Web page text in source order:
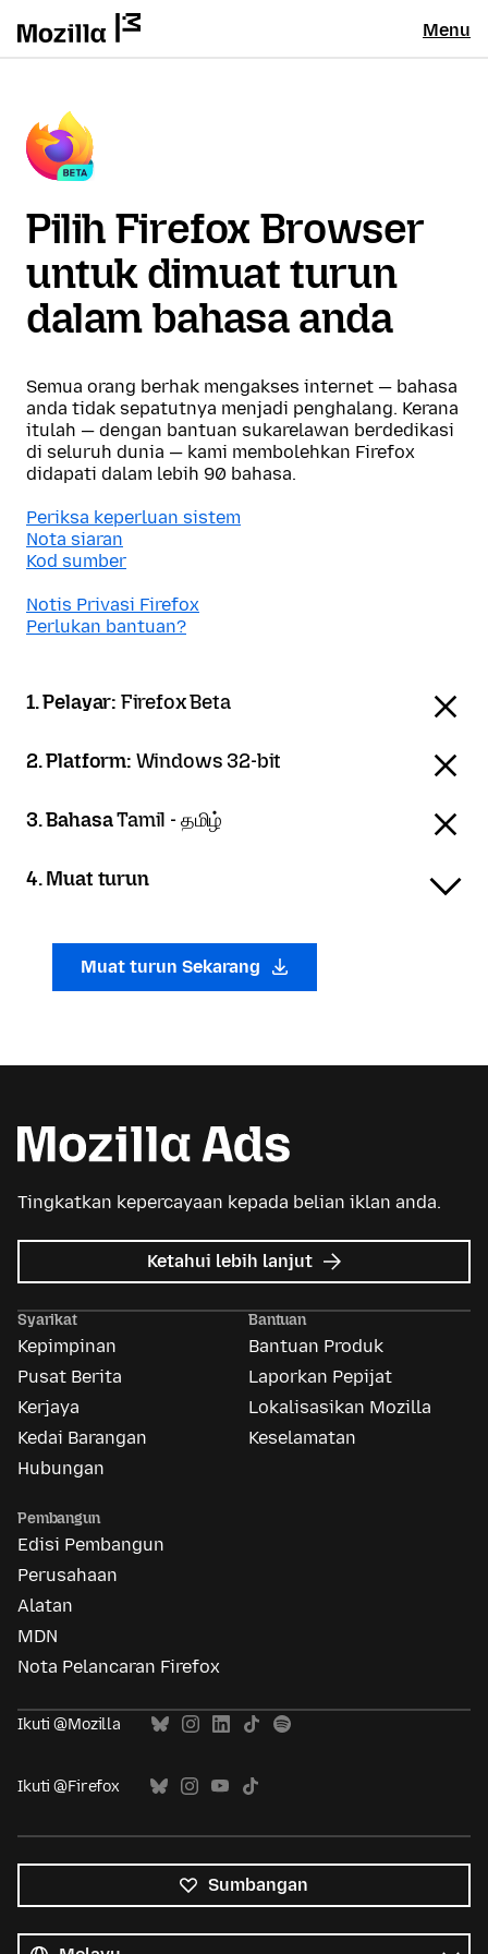
Menu
Pilih Firefox Browser
untuk dimuat turun
dalam bahasa anda
Semua orang berhak mengakses internet — bahasa
anda tidak sepatutnya menjadi penghalang. Kerana
itulah — dengan bantuan sukarelawan berdedikasi
di seluruh dunia — kami membolehkan Firefox
didapati dalam lebih 90 bahasa.
Periksa keperluan sistem
Nota siaran
Kod sumber
Notis Privasi Firefox
Perlukan bantuan?
1. Pelayar: Firefox Beta
2. Platform: Windows 32-bit
3. BahasaTamil - தமிழ்
4. Muat turun
Muat turun Sekarang
Tingkatkan kepercayaan kepada belian iklan anda.
Ketahui lebih lanjut tentang
Iklan
Syarikat
Kepimpinan
Pusat Berita
Kerjaya
Kedai Barangan
Hubungan
Bantuan
Bantuan Produk
Laporkan Pepijat
Lokalisasikan Mozilla
Keselamatan
Pembangun
Edisi Pembangun
Perusahaan
Alatan
MDN
Nota Pelancaran Firefox
Ikuti @Mozilla
Ikuti @Firefox
Sumbangan
bahasa
Bahasa